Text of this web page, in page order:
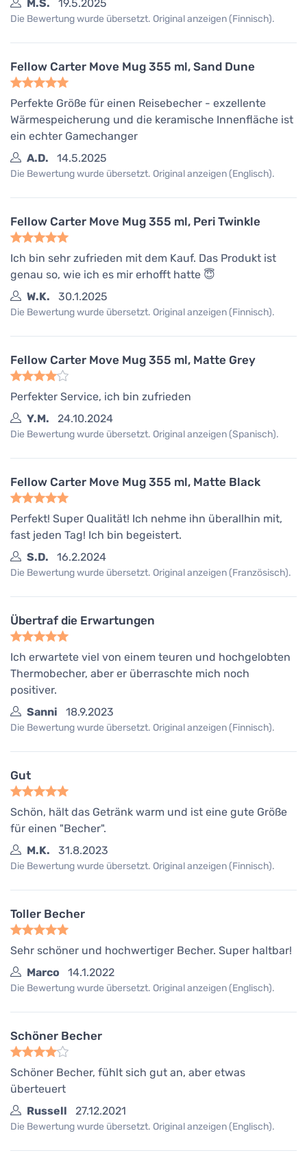
M.S. 19.5.2025
Die Bewertung wurde übersetzt. Original anzeigen (Finnisch).
Fellow Carter Move Mug 355 ml, Sand Dune
Perfekte Größe für einen Reisebecher - exzellente
Wärmespeicherung und die keramische Innenfläche ist
ein echter Gamechanger
A.D.
14.5.2025
Die Bewertung wurde übersetzt. Original anzeigen (Englisch).
Fellow Carter Move Mug 355 ml, Peri Twinkle
Ich bin sehr zufrieden mit dem Kauf. Das Produkt ist
genau so, wie ich es mir erhofft hatte 😇
W.K.
30.1.2025
Die Bewertung wurde übersetzt. Original anzeigen (Finnisch).
Fellow Carter Move Mug 355 ml, Matte Grey
Perfekter Service, ich bin zufrieden
Y.M.
24.10.2024
Die Bewertung wurde übersetzt. Original anzeigen (Spanisch).
Fellow Carter Move Mug 355 ml, Matte Black
Perfekt! Super Qualität! Ich nehme ihn überallhin mit,
fast jeden Tag! Ich bin begeistert.
S.D.
16.2.2024
Die Bewertung wurde übersetzt. Original anzeigen (Französisch).
Übertraf die Erwartungen
Ich erwartete viel von einem teuren und hochgelobten
Thermobecher, aber er überraschte mich noch
positiver.
Sanni
18.9.2023
Die Bewertung wurde übersetzt. Original anzeigen (Finnisch).
Gut
Schön, hält das Getränk warm und ist eine gute Größe
für einen "Becher".
M.K.
31.8.2023
Die Bewertung wurde übersetzt. Original anzeigen (Finnisch).
Toller Becher
Sehr schöner und hochwertiger Becher. Super haltbar!
Marco
14.1.2022
Die Bewertung wurde übersetzt. Original anzeigen (Englisch).
Schöner Becher
Schöner Becher, fühlt sich gut an, aber etwas
überteuert
Russell
27.12.2021
Die Bewertung wurde übersetzt. Original anzeigen (Englisch).